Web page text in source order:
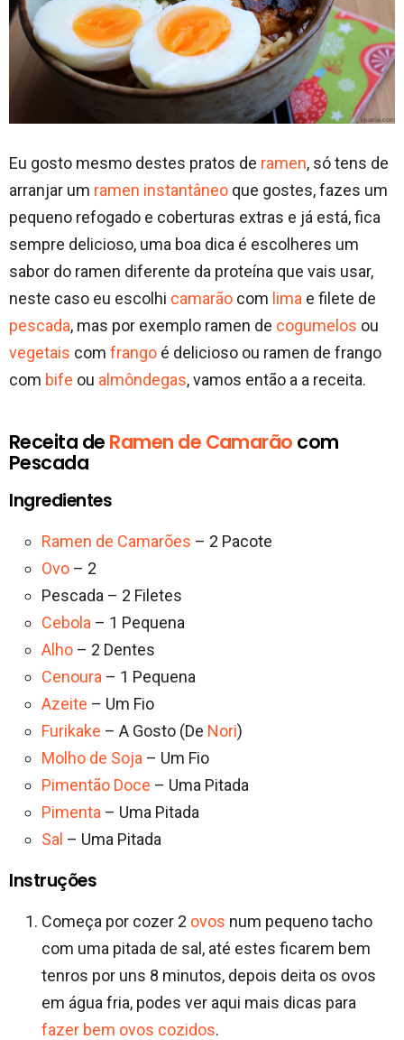
Eu gosto mesmo destes pratos de ramen, só tens de
arranjar um ramen instantâneo que gostes, fazes um
pequeno refogado e coberturas extras e já está, fica
sempre delicioso, uma boa dica é escolheres um
sabor do ramen diferente da proteína que vais usar,
neste caso eu escolhi camarão com lima e filete de
pescada, mas por exemplo ramen de cogumelos ou
vegetais com frango é delicioso ou ramen de frango
com bife ou almôndegas, vamos então a a receita.
Receita de Ramen de Camarão com
Pescada
Ingredientes
Ramen de Camarões – 2 Pacote
Ovo – 2
Pescada – 2 Filetes
Cebola – 1 Pequena
Alho – 2 Dentes
Cenoura – 1 Pequena
Azeite – Um Fio
Furikake – A Gosto (De Nori)
Molho de Soja – Um Fio
Pimentão Doce – Uma Pitada
Pimenta – Uma Pitada
Sal – Uma Pitada
Instruções
Começa por cozer 2 ovos num pequeno tacho
com uma pitada de sal, até estes ficarem bem
tenros por uns 8 minutos, depois deita os ovos
em água fria, podes ver aqui mais dicas para
fazer bem ovos cozidos.